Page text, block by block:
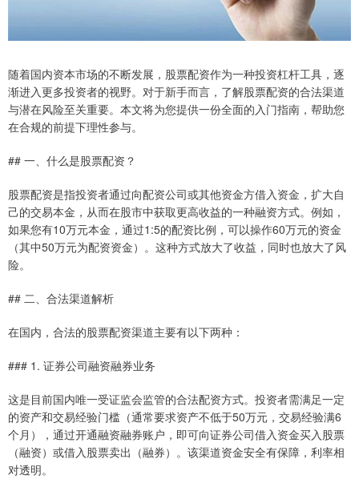
随着国内资本市场的不断发展，股票配资作为一种投资杠杆工具，逐
渐进入更多投资者的视野。对于新手而言，了解股票配资的合法渠道
与潜在风险至关重要。本文将为您提供一份全面的入门指南，帮助您
在合规的前提下理性参与。
## 一、什么是股票配资？
股票配资是指投资者通过向配资公司或其他资金方借入资金，扩大自
己的交易本金，从而在股市中获取更高收益的一种融资方式。例如，
如果您有10万元本金，通过1:5的配资比例，可以操作60万元的资金
（其中50万元为配资资金）。这种方式放大了收益，同时也放大了风
险。
## 二、合法渠道解析
在国内，合法的股票配资渠道主要有以下两种：
### 1. 证券公司融资融券业务
这是目前国内唯一受证监会监管的合法配资方式。投资者需满足一定
的资产和交易经验门槛（通常要求资产不低于50万元，交易经验满6
个月），通过开通融资融券账户，即可向证券公司借入资金买入股票
（融资）或借入股票卖出（融券）。该渠道资金安全有保障，利率相
对透明。